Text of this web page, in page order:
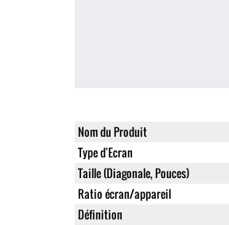
Nom du Produit
Type d'Ecran
Taille (Diagonale, Pouces)
Ratio écran/appareil
Définition